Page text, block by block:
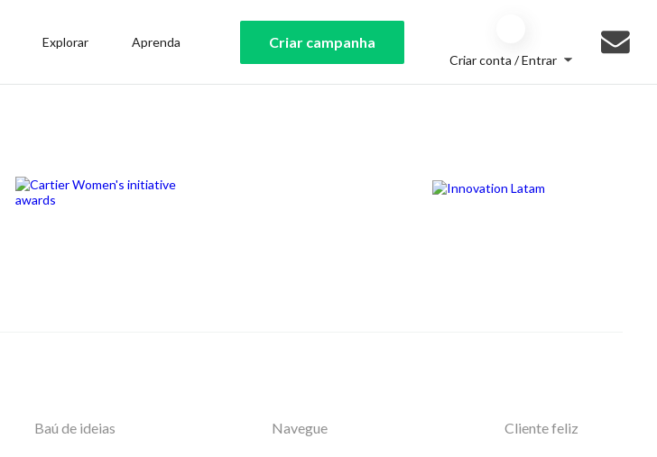
Explorar Aprenda Criar campanha
Criar conta / Entrar
Baú de ideias Navegue Cliente feliz